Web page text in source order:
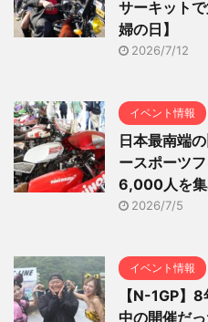
サーキット
婦の日】
2026/7/12
イベント情報
日本最南端
ースポーツ
6,000人を集
2026/7/5
イベント情報
【N-1GP】
中の開催だ